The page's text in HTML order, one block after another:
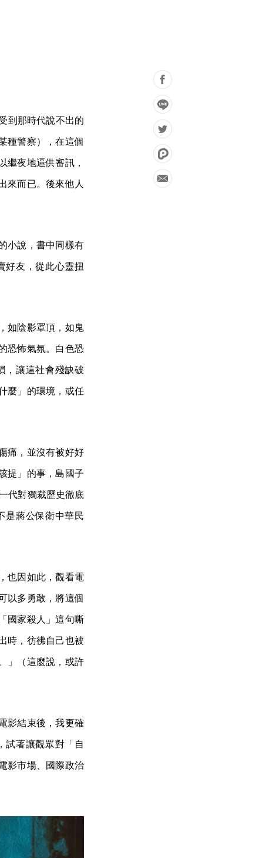
到那時代說不出的
種警察），在這個
夜地逼供審訊，
來而已。後來他人
小說，書中同樣有
好友，從此心靈扭
如陰影罩頂，如鬼
恐怖氣氛。白色恐
，讓這社會殘缺破
麼」的環境，或任
痛，並沒有被好好
提」的事，島國子
代對獨裁歷史徹底
是蔣公保衛中華民
也因如此，觀看電
以多勇敢，將這個
國家殺人」這句嘶
時，彷彿自己也被
」（這麼說，或許
影結束後，我更確
試著讓觀眾對「自
影市場、國際政治